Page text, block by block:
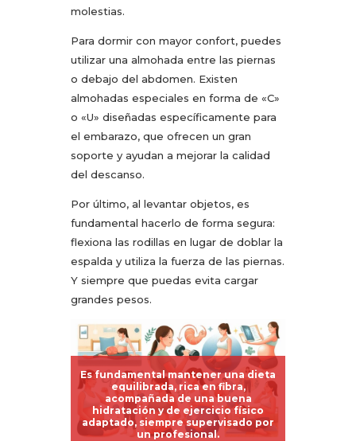
molestias.
Para dormir con mayor confort, puedes
utilizar una almohada entre las piernas
o debajo del abdomen. Existen
almohadas especiales en forma de «C»
o «U» diseñadas específicamente para
el embarazo, que ofrecen un gran
soporte y ayudan a mejorar la calidad
del descanso.
Por último, al levantar objetos, es
fundamental hacerlo de forma segura:
flexiona las rodillas en lugar de doblar la
espalda y utiliza la fuerza de las piernas.
Y siempre que puedas evita cargar
grandes pesos.
Es fundamental mantener una dieta
equilibrada, rica en fibra,
acompañada de una buena
hidratación y de ejercicio físico
adaptado, siempre supervisado por
un profesional.